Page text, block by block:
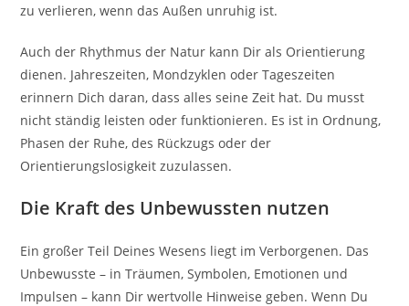
zu verlieren, wenn das Außen unruhig ist.
Auch der Rhythmus der Natur kann Dir als Orientierung
dienen. Jahreszeiten, Mondzyklen oder Tageszeiten
erinnern Dich daran, dass alles seine Zeit hat. Du musst
nicht ständig leisten oder funktionieren. Es ist in Ordnung,
Phasen der Ruhe, des Rückzugs oder der
Orientierungslosigkeit zuzulassen.
Die Kraft des Unbewussten nutzen
Ein großer Teil Deines Wesens liegt im Verborgenen. Das
Unbewusste – in Träumen, Symbolen, Emotionen und
Impulsen – kann Dir wertvolle Hinweise geben. Wenn Du